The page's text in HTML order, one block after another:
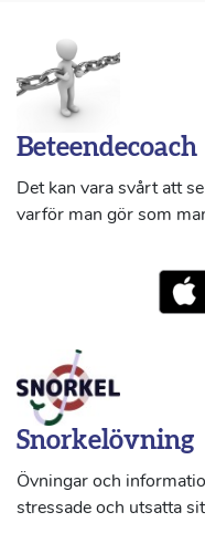
Beteendecoach
Det kan vara svårt att
varför man gör som
Snorkelövning
Övningar och
stressade och utsatta